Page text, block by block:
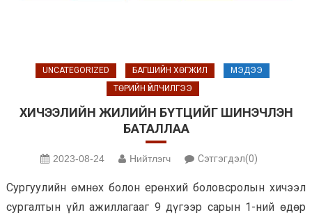
UNCATEGORIZED БАГШИЙН ХӨГЖИЛ
МЭДЭЭ
ТӨРИЙН ҮЙЛЧИЛГЭЭ
ХИЧЭЭЛИЙН ЖИЛИЙН БҮТЦИЙГ ШИНЭЧЛЭН
БАТАЛЛАА
2023-08-24 Нийтлэгч Сэтгэгдэл(0)
Сургуулийн өмнөх болон ерөнхий боловсролын хичээл
сургалтын үйл ажиллагааг 9 дүгээр сарын 1-ний өдөр